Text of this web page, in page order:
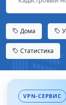
Дома
Статистика
VPN-СЕРВИС